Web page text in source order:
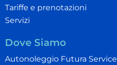
Tariffe e prenotazioni
Servizi
Dove Siamo
Autonoleggio Futura Service